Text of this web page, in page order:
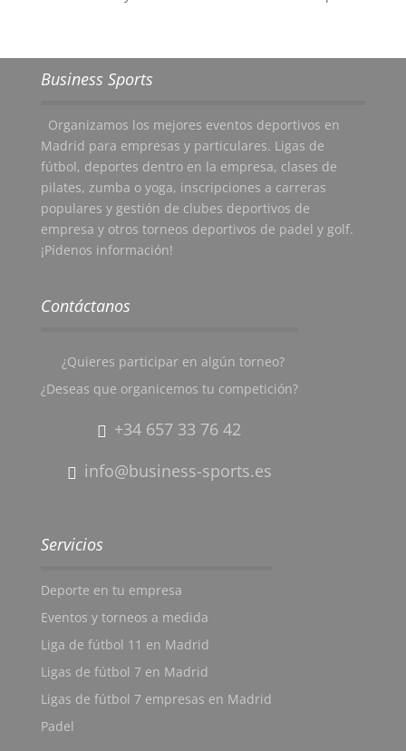
Business Sports
Organizamos los mejores eventos deportivos en
Madrid para empresas y particulares. Ligas de
fútbol, deportes dentro en la empresa, clases de
pilates, zumba o yoga, inscripciones a carreras
populares y gestión de clubes deportivos de
empresa y otros torneos deportivos de padel y golf.
¡Pídenos información!
Contáctanos
¿Quieres participar en algún torneo?
¿Deseas que organicemos tu competición?
+34 657 33 76 42
info@business-sports.es
Servicios
Deporte en tu empresa
Eventos y torneos a medida
Liga de fútbol 11 en Madrid
Ligas de fútbol 7 en Madrid
Ligas de fútbol 7 empresas en Madrid
Padel